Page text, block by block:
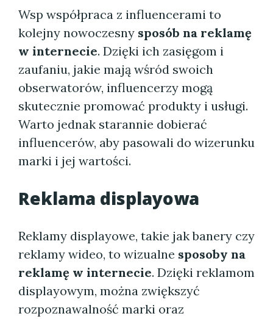
Wsp współpraca z influencerami to
kolejny nowoczesny sposób na reklamę
w internecie. Dzięki ich zasięgom i
zaufaniu, jakie mają wśród swoich
obserwatorów, influencerzy mogą
skutecznie promować produkty i usługi.
Warto jednak starannie dobierać
influencerów, aby pasowali do wizerunku
marki i jej wartości.
Reklama displayowa
Reklamy displayowe, takie jak banery czy
reklamy wideo, to wizualne sposoby na
reklamę w internecie. Dzięki reklamom
displayowym, można zwiększyć
rozpoznawalność marki oraz